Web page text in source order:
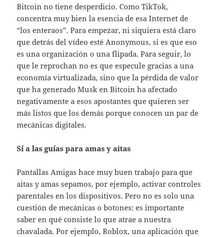
Bitcoin no tiene desperdicio. Como TikTok,
concentra muy bien la esencia de esa Internet de
“los enteraos”. Para empezar, ni siquiera está claro
que detrás del vídeo esté Anonymous, si es que eso
es una organización o una flipada. Para seguir, lo
que le reprochan no es que especule gracias a una
economía virtualizada, sino que la pérdida de valor
que ha generado Musk en Bitcoin ha afectado
negativamente a esos apostantes que quieren ser
más listos que los demás porque conocen un par de
mecánicas digitales.
Sí a las guías para amas y aitas
Pantallas Amigas hace muy buen trabajo para que
aitas y amas sepamos, por ejemplo, activar controles
parentales en los dispositivos. Pero no es solo una
cuestión de mecánicas o botones: es importante
saber en qué consiste lo que atrae a nuestra
chavalada. Por ejemplo, Roblox, una aplicación que